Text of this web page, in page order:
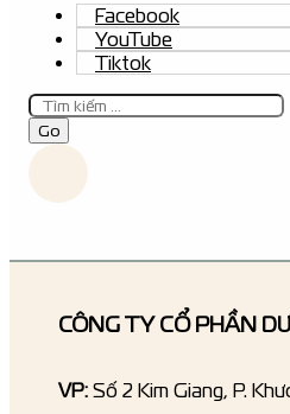
Facebook
YouTube
Tiktok
Tìm
kiếm
Go
CÔNG TY CỔ PHẦN
VP: Số 2 Kim Giang, P.